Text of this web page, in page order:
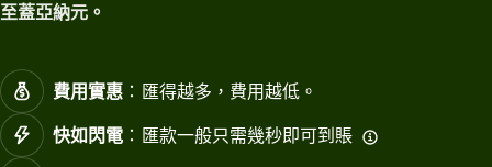
至蓋亞納元。
費用實惠 ：匯得越多，費用越低。
快如閃電 ：匯款一般只需幾秒即可到賬